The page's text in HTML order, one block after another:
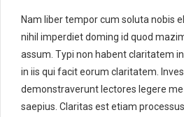
Nam liber tempor cum soluta nobis
nihil imperdiet doming id quod
assum. Typi non habent claritatem
in iis qui facit eorum claritatem.
demonstraverunt lectores legere
saepius. Claritas est etiam